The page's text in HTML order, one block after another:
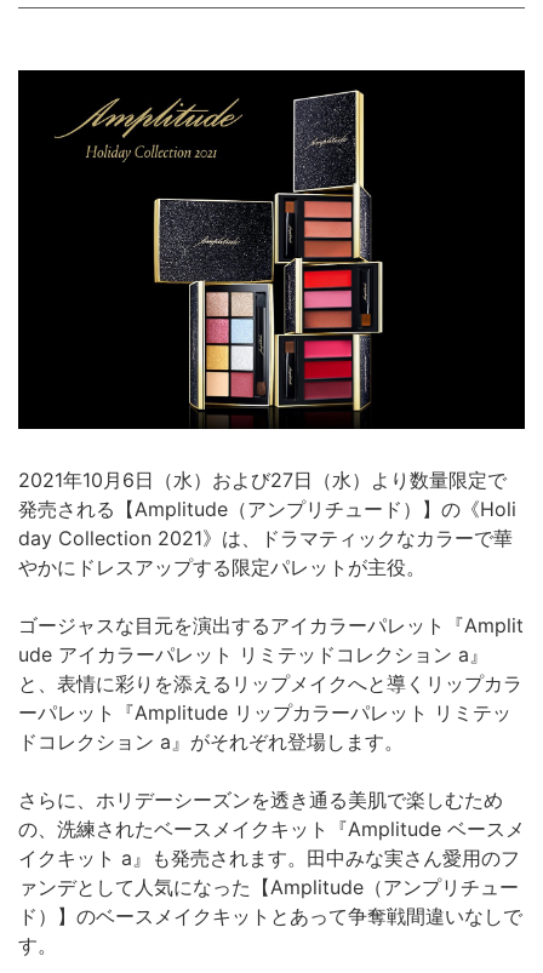
2021年10月6日（水）および27日（水）より数量限定で
発売される【Amplitude（アンプリチュード）】の《Holi
day Collection 2021》は、ドラマティックなカラーで華
やかにドレスアップする限定パレットが主役。
ゴージャスな目元を演出するアイカラーパレット『Amplit
ude アイカラーパレット リミテッドコレクション a』
と、表情に彩りを添えるリップメイクへと導くリップカラ
ーパレット『Amplitude リップカラーパレット リミテッ
ドコレクション a』がそれぞれ登場します。
さらに、ホリデーシーズンを透き通る美肌で楽しむため
の、洗練されたベースメイクキット『Amplitude ベースメ
イクキット a』も発売されます。田中みな実さん愛用のフ
ァンデとして人気になった【Amplitude（アンプリチュー
ド）】のベースメイクキットとあって争奪戦間違いなしで
す。